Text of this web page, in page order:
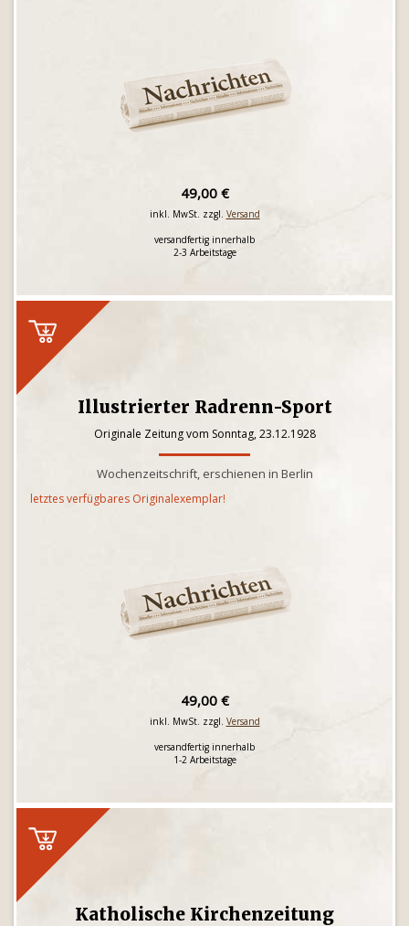
49,00 €
inkl. MwSt. zzgl. Versand
versandfertig innerhalb
2-3 Arbeitstage
Illustrierter Radrenn-Sport
Originale Zeitung vom Sonntag, 23.12.1928
Wochenzeitschrift, erschienen in Berlin
letztes verfügbares Originalexemplar!
49,00 €
inkl. MwSt. zzgl. Versand
versandfertig innerhalb
1-2 Arbeitstage
Katholische Kirchenzeitung